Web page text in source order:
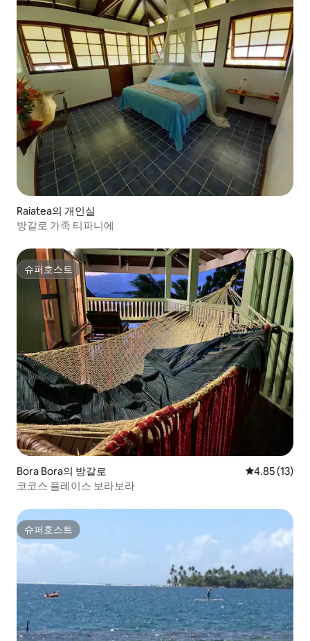
Raiatea의 개인실
방갈로 가족 티파니에
슈퍼호스트
슈퍼호스트
Bora Bora의 방갈로 평점 4.85점
4.85 (13)
코코스 플레이스 보라보라
슈퍼호스트
슈퍼호스트